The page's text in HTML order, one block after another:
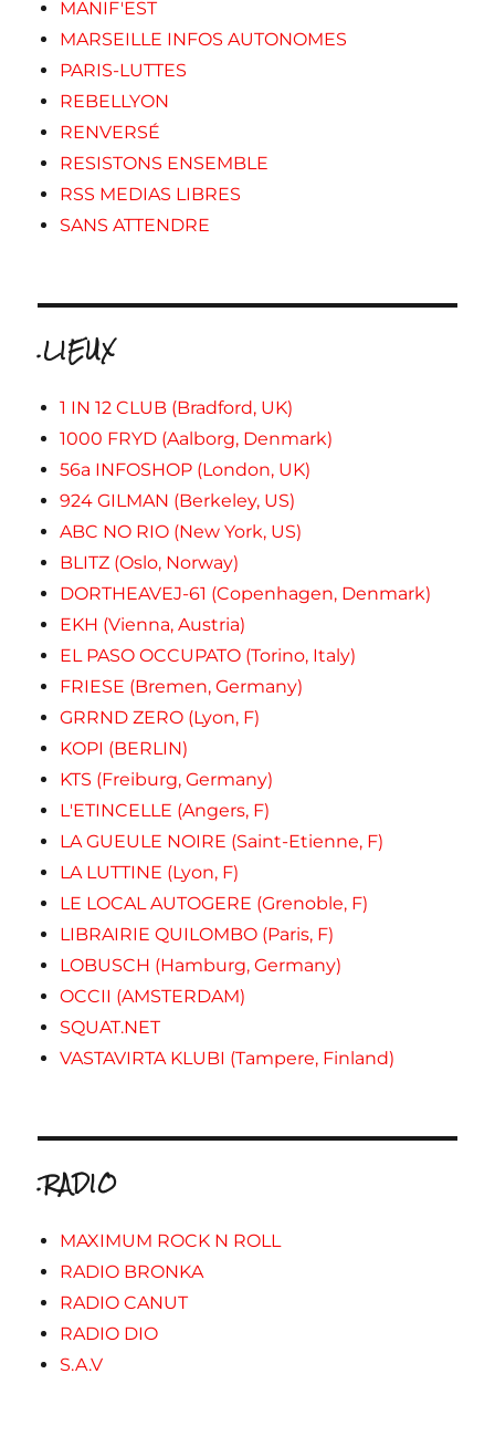
MANIF'EST
MARSEILLE INFOS AUTONOMES
PARIS-LUTTES
REBELLYON
RENVERSÉ
RESISTONS ENSEMBLE
RSS MEDIAS LIBRES
SANS ATTENDRE
.LIEUX
1 IN 12 CLUB (Bradford, UK)
1000 FRYD (Aalborg, Denmark)
56a INFOSHOP (London, UK)
924 GILMAN (Berkeley, US)
ABC NO RIO (New York, US)
BLITZ (Oslo, Norway)
DORTHEAVEJ-61 (Copenhagen, Denmark)
EKH (Vienna, Austria)
EL PASO OCCUPATO (Torino, Italy)
FRIESE (Bremen, Germany)
GRRND ZERO (Lyon, F)
KOPI (BERLIN)
KTS (Freiburg, Germany)
L'ETINCELLE (Angers, F)
LA GUEULE NOIRE (Saint-Etienne, F)
LA LUTTINE (Lyon, F)
LE LOCAL AUTOGERE (Grenoble, F)
LIBRAIRIE QUILOMBO (Paris, F)
LOBUSCH (Hamburg, Germany)
OCCII (AMSTERDAM)
SQUAT.NET
VASTAVIRTA KLUBI (Tampere, Finland)
.RADIO
MAXIMUM ROCK N ROLL
RADIO BRONKA
RADIO CANUT
RADIO DIO
S.A.V